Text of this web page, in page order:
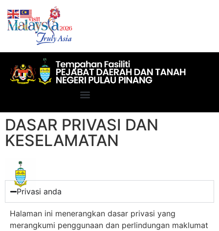
DASAR PRIVASI DAN
KESELAMATAN
Privasi anda
Halaman ini menerangkan dasar privasi yang
merangkumi penggunaan dan perlindungan maklumat